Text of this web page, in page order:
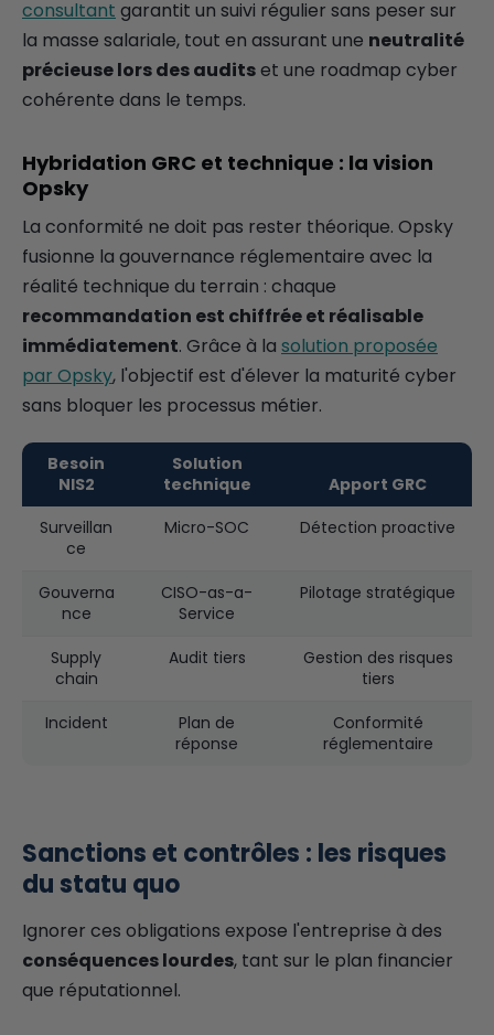
consultant garantit un suivi régulier sans peser sur
la masse salariale, tout en assurant une neutralité
précieuse lors des auditset une roadmap cyber
cohérente dans le temps.
Hybridation GRC et technique : la vision
Opsky
La conformité ne doit pas rester théorique. Opsky
fusionne la gouvernance réglementaire avec la
réalité technique du terrain : chaque
recommandation est chiffrée et réalisable
immédiatement. Grâce à la solution proposée
par Opsky, l'objectif est d'élever la maturité cyber
sans bloquer les processus métier.
Besoin
NIS2
Solution
technique
Apport GRC
Surveillan
ce
Micro-SOC Détection proactive
Gouverna
nce
CISO-as-a-
Service
Pilotage stratégique
Supply
chain
Audit tiers
Gestion des risques
tiers
Incident
Plan de
réponse
Conformité
réglementaire
Sanctions et contrôles : les risques
du statu quo
Ignorer ces obligations expose l'entreprise à des
conséquences lourdes, tant sur le plan financier
que réputationnel.